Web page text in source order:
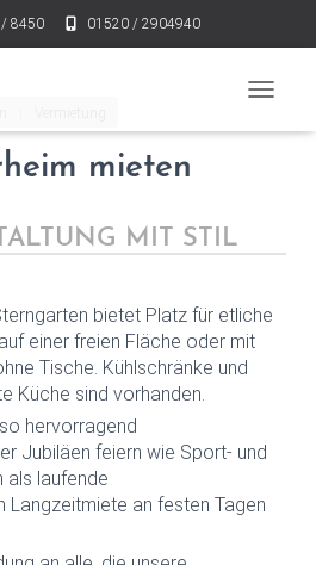
8450 01520 / 2904940
mieten
MIT STIL
bietet Platz für etliche
einer freien Fläche oder mit
Tische. Kühlschränke und
Küche sind vorhanden.
hervorragend
Jubiläen feiern wie Sport- und
als laufende
Langzeitmiete an festen Tagen